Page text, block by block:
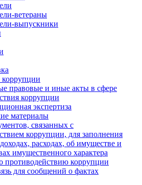
ветераны
выпускники
коррупции
правовые и иные акты в сфере
коррупции
экспертиза
материалы
связанных с
коррупции, для заполнения
расходах, об имуществе и
имущественного характера
противодействию коррупции
для сообщений о фактах